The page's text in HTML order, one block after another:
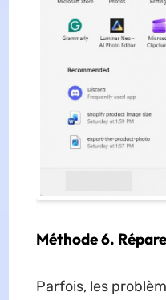
Méthode 6.
Parfois, les